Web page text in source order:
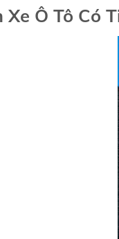
Xe Ô Tô Có